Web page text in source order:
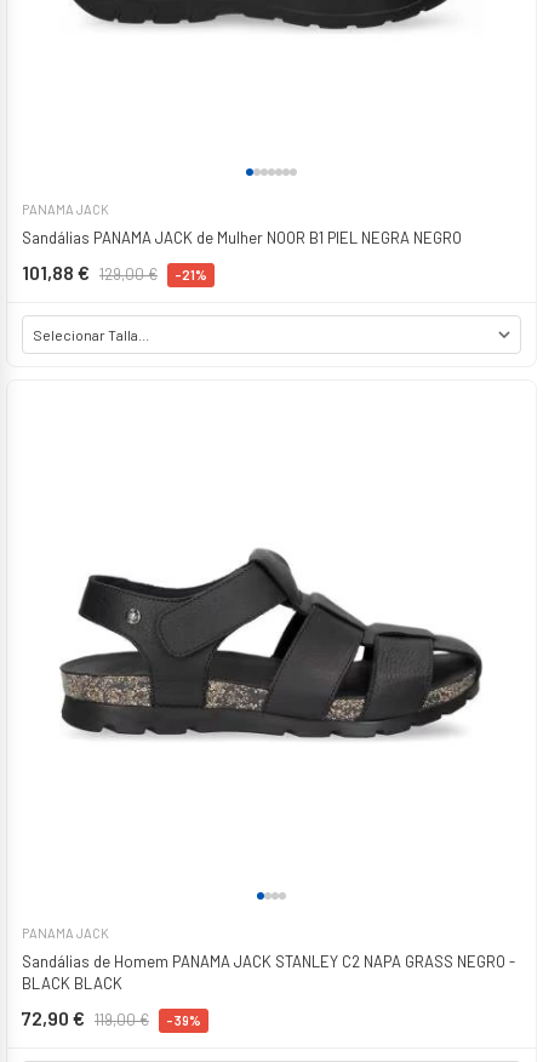
PANAMA JACK
Sandálias PANAMA JACK de Mulher NOOR B1 PIEL NEGRA NEGRO
101,88 € 129,00 € -21%
PANAMA JACK
Sandálias de Homem PANAMA JACK STANLEY C2 NAPA GRASS NEGRO -
BLACK BLACK
72,90 € 119,00 € -39%